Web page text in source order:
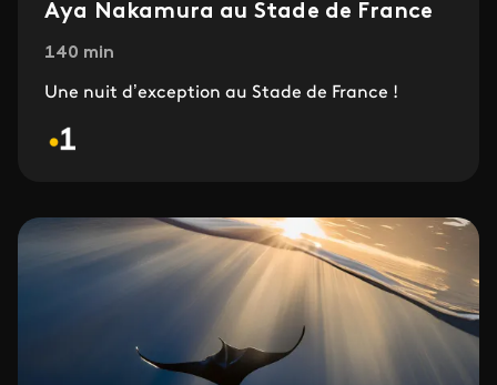
Aya Nakamura au Stade de France
140 min
Une nuit d’exception au Stade de France !